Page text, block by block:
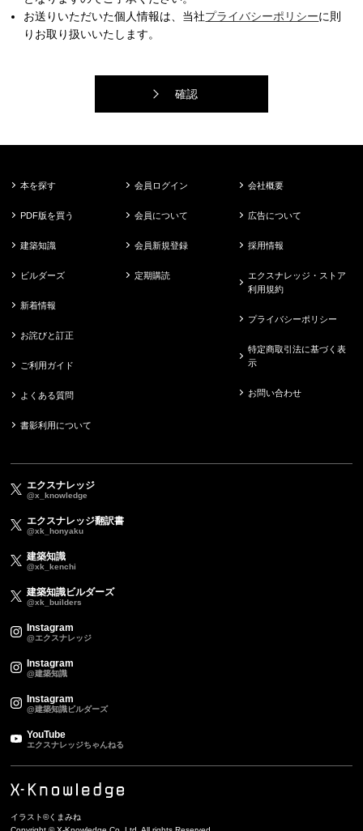
お送りいただいた個人情報は、当社プライバシーポリシーに則
りお取り扱いいたします。
確認
本を探す
PDF版を買う
建築知識
ビルダーズ
新着情報
お詫びと訂正
ご利用ガイド
よくある質問
書影利用について
会員ログイン
会員について
会員新規登録
定期購読
会社概要
広告について
採用情報
エクスナレッジ・ストア
利用規約
プライバシーポリシー
特定商取引法に基づく表
示
お問い合わせ
エクスナレッジ
@x_knowledge
エクスナレッジ翻訳書
@xk_honyaku
建築知識
@xk_kenchi
建築知識ビルダーズ
@xk_builders
Instagram
@エクスナレッジ
Instagram
@建築知識
Instagram
@建築知識ビルダーズ
YouTube
エクスナレッジちゃんねる
イラスト©くまみね